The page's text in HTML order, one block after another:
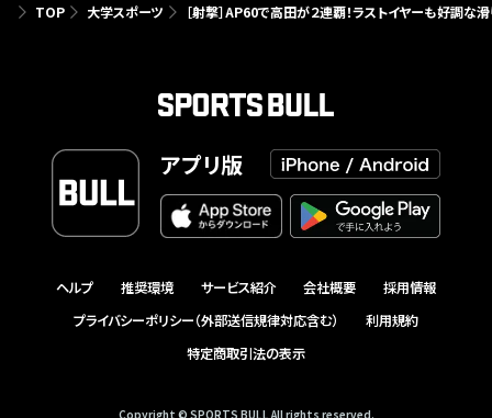
TOP 大学スポーツ ［射撃］AP60で高田が２連覇！ラストイヤーも好調な
アプリ版
ヘルプ 推奨環境 サービス紹介 会社概要
採用情報
プライバシーポリシー（外部送信規律対応含む）
利用規約
特定商取引法の表示
Copyright © SPORTS BULL All rights reserved.